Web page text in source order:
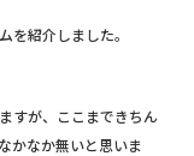
を紹介しました。
すが、ここまできちん
かなか無いと思いま